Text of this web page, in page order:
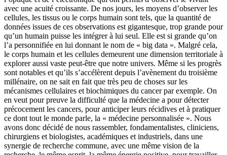
avec une acuité croissante. De nos jours, les moyens d’observer les
cellules, les tissus ou le corps humain sont tels, que la quantité de
données issues de ces observations est gigantesque, trop grande pour
qu’un humain puisse les intégrer à lui seul. Elle est si grande qu’on
l’a personnifiée en lui donnant le nom de « big data ». Malgré cela,
le corps humain et les cellules demeurent une dimension territoriale à
explorer aussi vaste peut-être que notre univers. Même si les progrès
sont notables et qu’ils s’accélèrent depuis l’avènement du troisième
millénaire, on ne sait en fait que très peu de choses sur les
mécanismes cellulaires et biochimiques du cancer par exemple. On
en veut pour preuve la difficulté que la médecine a pour détecter
précocement les cancers, pour anticiper leurs récidives et à pratiquer
ce dont tout le monde parle, la « médecine personnalisée ». Nous
avons donc décidé de nous rassembler, fondamentalistes, cliniciens,
chirurgiens et biologistes, académiques et industriels, dans une
synergie de recherche commune, avec une même vision de la